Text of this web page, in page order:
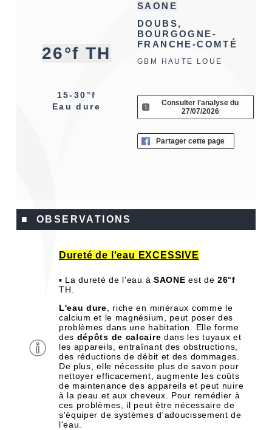
26°f TH
15-30°f
Eau dure
SAONE
DOUBS,
BOURGOGNE-
FRANCHE-COMTÉ
GBM HAUTE LOUE
Consulter l'analyse du
27/07/2026
Partager cette page
■ OBSERVATIONS
Dureté de l'eau EXCESSIVE
▪ La dureté de l'eau à SAONE est de26°f
TH.
L'eau dure , riche en minéraux comme le
calcium et le magnésium, peut poser des
problèmes dans une habitation. Elle forme
des dépôts de calcaire dans les tuyaux et
les appareils, entraînant des obstructions,
des réductions de débit et des dommages.
De plus, elle nécessite plus de savon pour
nettoyer efficacement, augmente les coûts
de maintenance des appareils et peut nuire
à la peau et aux cheveux. Pour remédier à
ces problèmes, il peut être nécessaire de
s'équiper de systèmes d'adoucissement de
l'eau.